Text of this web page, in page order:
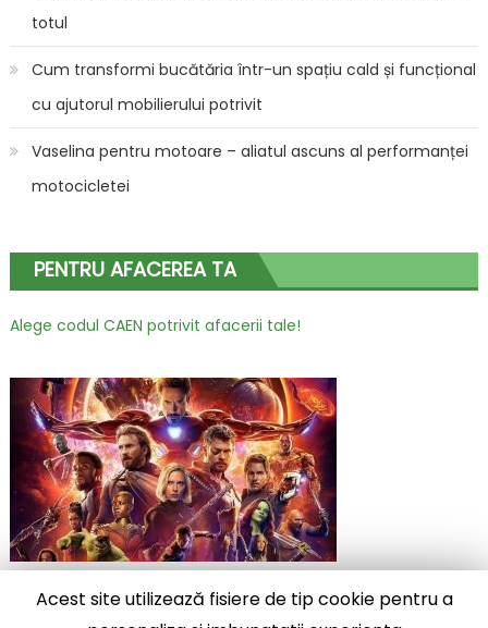
totul
Cum transformi bucătăria într-un spațiu cald și funcțional
cu ajutorul mobilierului potrivit
Vaselina pentru motoare – aliatul ascuns al performanței
motocicletei
PENTRU AFACEREA TA
Alege codul CAEN potrivit afacerii tale!
Acest site utilizează fisiere de tip cookie pentru a